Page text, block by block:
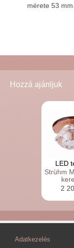
mérete 53 mm.
Hozzá ajánljuk
LED
Strühm
2
Adatkezelés